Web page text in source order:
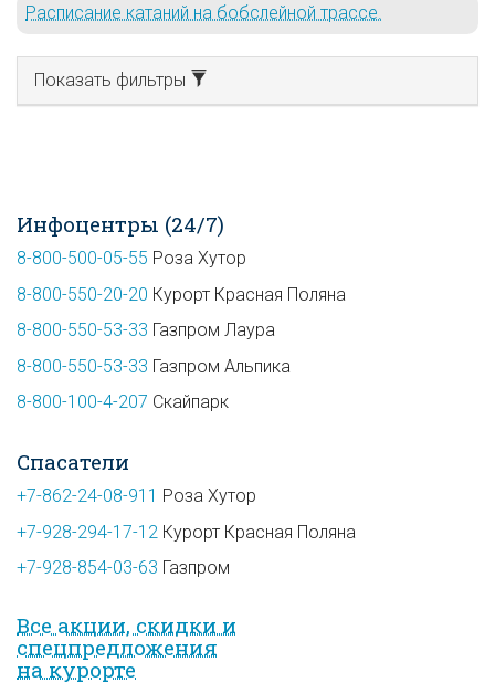
Расписание катаний на бобслейной трассе.
Показать фильтры
Инфоцентры (24/7)
8-800-500-05-55 Роза Хутор
8-800-550-20-20 Курорт Красная Поляна
8-800-550-53-33 Газпром Лаура
8-800-550-53-33 Газпром Альпика
8-800-100-4-207 Скайпарк
Спасатели
+7-862-24-08-911 Роза Хутор
+7-928-294-17-12 Курорт Красная Поляна
+7-928-854-03-63 Газпром
Все акции, скидки и
спец­предложе­ния
на курорте